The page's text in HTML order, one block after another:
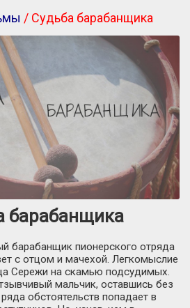
/ Судьба барабанщика
барабанщика
барабанщик пионерского отряда
с отцом и мачехой. Легкомыслие
Сережи на скамью подсудимых.
мальчик, оставшись без
обстоятельств попадает в